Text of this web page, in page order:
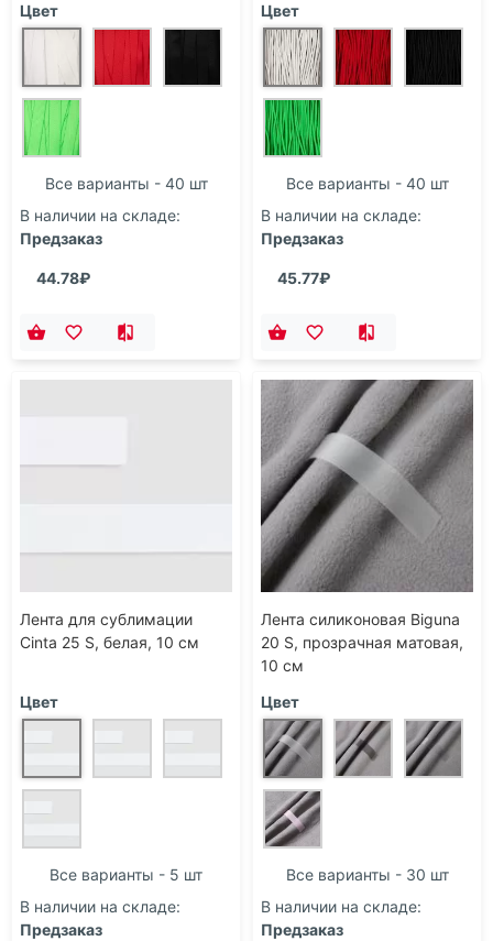
Цвет
Все варианты - 40 шт
В наличии на складе:
Предзаказ
44.78₽
Цвет
Все варианты - 40 шт
В наличии на складе:
Предзаказ
45.77₽
Лента для сублимации
Cinta 25 S, белая, 10 см
Цвет
Все варианты - 5 шт
В наличии на складе:
Предзаказ
Лента силиконовая Biguna
20 S, прозрачная матовая,
10 см
Цвет
Все варианты - 30 шт
В наличии на складе:
Предзаказ